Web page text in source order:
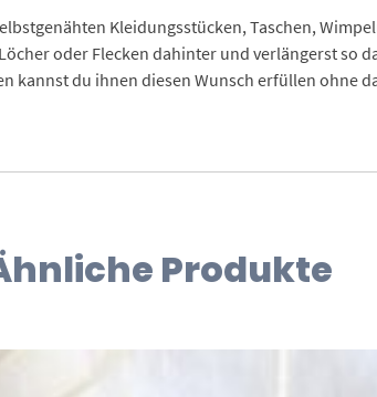
Kleidungsstücken, Taschen,
oder Flecken dahinter und verlängerst so
kannst du ihnen diesen Wunsch erfüllen ohne
Produkte